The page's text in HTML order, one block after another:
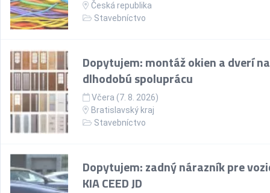
Česká republika
Stavebníctvo
Dopytujem: montáž okien a dverí na
dlhodobú spoluprácu
Včera (7. 8. 2026)
Bratislavský kraj
Stavebníctvo
Dopytujem: zadný nárazník pre
KIA CEED JD